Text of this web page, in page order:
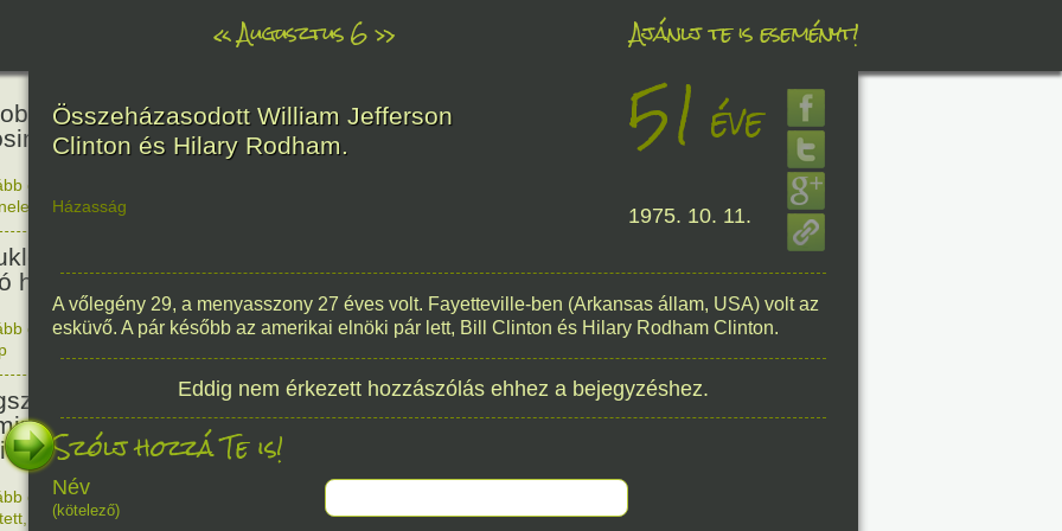
«Augusztus 6» Ajánlj te is eseményt!
az első atombombát
olvasom
fegyverek betiltásáért
harc világnapja
48éve
olvasom|Nincs hozzászólás, szólj hozzá!
1978. 08. 06.
Sir Alexander
Nobel-díjas angol orvos, a
felfedezője.
145éve
olvasom
Alkotás 1881. 08. 06.
Összeházasodott William Jefferson
Clinton és Hilary Rodham.
51 éve
Házasság 1975. 10. 11.
A vőlegény 29, a menyasszony 27 éves volt. Fayetteville-ben (Arkansas állam, USA) volt az
esküvő. A pár később az amerikai elnöki pár lett, Bill Clinton és Hilary Rodham Clinton.
Eddig nem érkezett hozzászólás ehhez a bejegyzéshez.
Szólj hozzá Te is!
Név
(kötelező)